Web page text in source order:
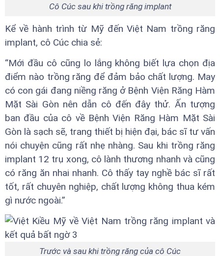
Cô Cúc sau khi trồng răng implant
Kể về hành trình từ Mỹ đến Việt Nam trồng răng
implant, cô Cúc chia sẻ:
“Mới đầu cô cũng lo lắng không biết lựa chọn địa
điểm nào trồng răng để đảm bảo chất lượng. May
có con gái đang niềng răng ở Bệnh Viện Răng Hàm
Mặt Sài Gòn nên dẫn cô đến đây thử. Ấn tượng
ban đầu của cô về Bệnh Viện Răng Hàm Mặt Sài
Gòn là sạch sẽ, trang thiết bị hiện đại, bác sĩ tư vấn
nói chuyện cũng rất nhẹ nhàng. Sau khi trồng răng
implant 12 trụ xong, cô lành thương nhanh và cũng
có răng ăn nhai nhanh. Cô thấy tay nghề bác sĩ rất
tốt, rất chuyên nghiệp, chất lượng không thua kém
gì nước ngoài.”
Trước và sau khi trồng răng của cô Cúc